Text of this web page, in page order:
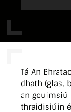
Tá An
dhath (glas,
an gcuimsiú
thraidisiúin